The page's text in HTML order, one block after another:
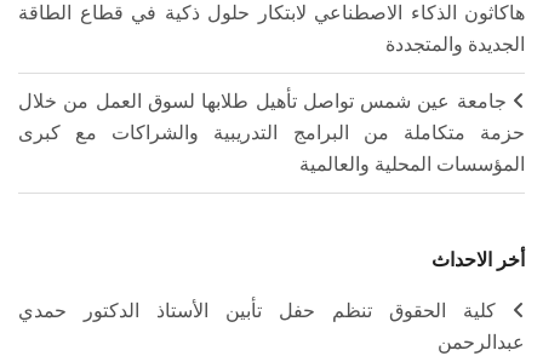
هاكاثون الذكاء الاصطناعي لابتكار حلول ذكية في قطاع الطاقة
الجديدة والمتجددة
جامعة عين شمس تواصل تأهيل طلابها لسوق العمل من خلال
حزمة متكاملة من البرامج التدريبية والشراكات مع كبرى
المؤسسات المحلية والعالمية
أخر الاحداث
كلية الحقوق تنظم حفل تأبين الأستاذ الدكتور حمدي
عبدالرحمن